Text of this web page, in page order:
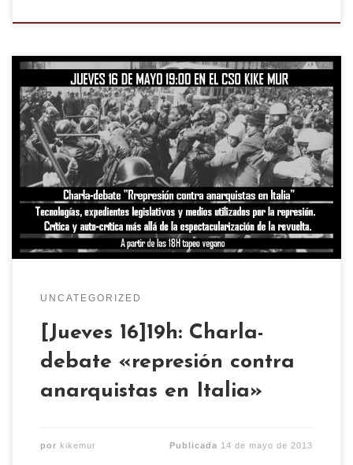
Tecnologías, expedientes legislativos y medios
utilizados por la represión. Crítica y auto-crítica
más allá de la espectacularización de la revuelta.
A partir de las 18H habrá tapeo vegano.
UNCATEGORIZED
[Jueves 16]19h: Charla-
debate «represión contra
anarquistas en Italia»
por kikemur Publicada 14 de mayo de 2013